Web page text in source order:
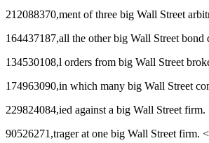
212088370,ment of three big Wall Street
164437187,all the other big Wall Street bond
134530108,l orders from big Wall Street
174963090,in which many big Wall Street
229824084,ied against a big Wall Street
90526271,trager at one big Wall Street firm.